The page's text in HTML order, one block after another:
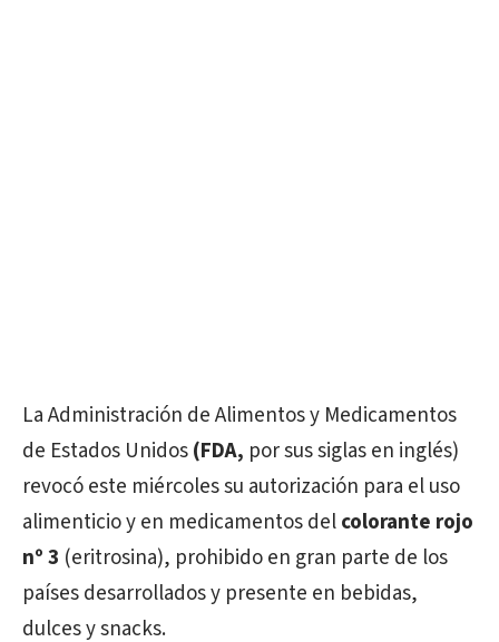
La Administración de Alimentos y Medicamentos
de Estados Unidos(FDA, por sus siglas en inglés)
revocó este miércoles su autorización para el uso
alimenticio y en medicamentos delcolorante rojo
nº 3 (eritrosina), prohibido en gran parte de los
países desarrollados y presente en bebidas,
dulces y snacks.